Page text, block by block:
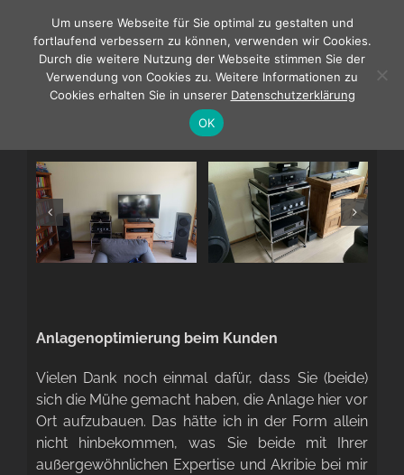
springen
Meine kühnsten Erwartungen übertroffen !
Anlagenoptimierung beim Kunden
Vielen Dank noch einmal dafür, dass Sie (beide)
sich die Mühe gemacht haben, die Anlage hier vor
Ort aufzubauen. Das hätte ich in der Form allein
nicht hinbekommen, was Sie beide mit Ihrer
außergewöhnlichen Expertise und Akribie bei mir
Um unsere Webseite für Sie optimal zu gestalten und
fortlaufend verbessern zu können, verwenden wir Cookies.
Durch die weitere Nutzung der Webseite stimmen Sie der
Verwendung von Cookies zu. Weitere Informationen zu
Cookies erhalten Sie in unserer Datenschutzerklärung
OK